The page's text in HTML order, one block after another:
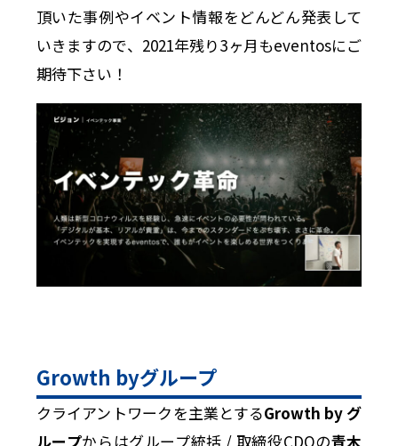
頂いた事例やイベント情報をどんどん発表して
いきますので、2021年残り3ヶ月もeventosにご
期待下さい！
Growth byグループ
クライアントワークを主業とするGrowth by グ
ループからはグループ統括 / 取締役CDOの青木